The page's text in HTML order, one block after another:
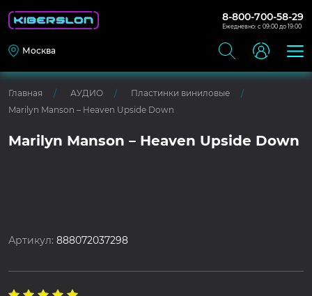
8-800-700-58-29
Ежедневно: с 09:00 до 19:00
Москва
Главная АУДИО
Пластинки виниловые
Marilyn Manson – Heaven Upside Down
Marilyn Manson – Heaven Upside Down
Артикул:888072037298